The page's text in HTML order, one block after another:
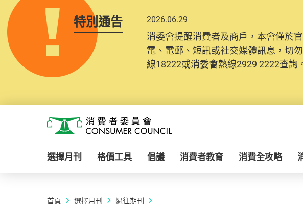
特別通告 2026.06.29
消委會提醒消費者及商戶，本會僅於
電、電郵、短訊或社交媒體訊息，切
線18222或消委會熱線2929 2222查詢
消費者委員會
選擇月刊 格價工具 倡議 消費者教育 消費全攻略
首頁 選擇月刊 過往期刊